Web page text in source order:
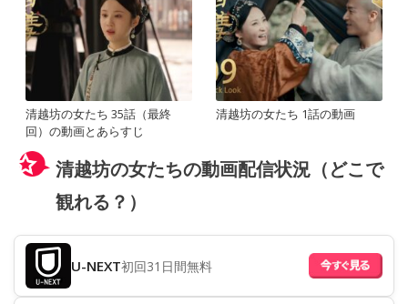
清越坊の女たち 35話（最終
回）の動画とあらすじ
清越坊の女たち 1話の動画
清越坊の女たちの動画配信状況（どこで
観れる？）
U-NEXT初回31日間無料